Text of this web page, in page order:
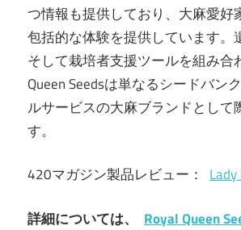
つ情報も提供しており、大麻愛好
包括的な体験を提供しています。
そして栽培者支援ツールを組み合
Queen Seedsは単なるシードバン
ルサービスの大麻ブランドとして
す。
420マガジン製品レビュー：
詳細については、 Royal Queen